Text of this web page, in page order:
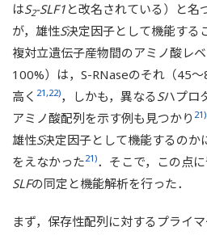
はS2-SLF1 と改名されている）と名
が，雄性S決定因子として機能する
複対立遺伝子産物間のアミノ酸レ
100%）は，S-RNaseのそれ（45
高く 21,22)，しかも，異なる Sハプロ
アミノ酸配列を示す例も見つかり 21)
雄性S決定因子として機能するのか
をえなかった21)．そこで，この点
SLFの同定と機能解析を行った．
まず，保存性配列に対するプライ